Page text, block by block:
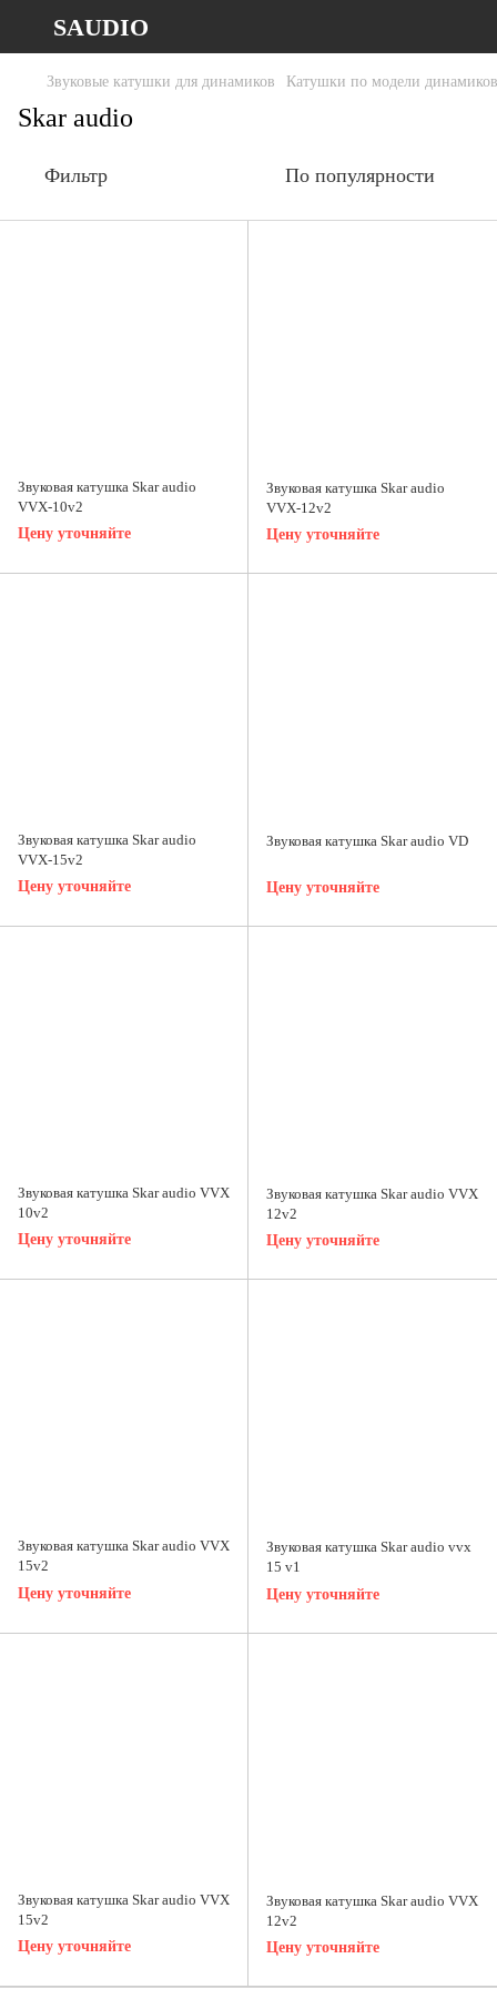
SAUDIO
Звуковые катушки для динамиков Катушки по модели динамиков
Skar audio
Фильтр По популярности
Звуковая катушка Skar audio
VVX-10v2
Цену уточняйте
Звуковая катушка Skar audio
VVX-12v2
Цену уточняйте
Звуковая катушка Skar audio
VVX-15v2
Цену уточняйте
Звуковая катушка Skar audio VD
Цену уточняйте
Звуковая катушка Skar audio VVX
10v2
Цену уточняйте
Звуковая катушка Skar audio VVX
12v2
Цену уточняйте
Звуковая катушка Skar audio VVX
15v2
Цену уточняйте
Звуковая катушка Skar audio vvx
15 v1
Цену уточняйте
Звуковая катушка Skar audio VVX
15v2
Цену уточняйте
Звуковая катушка Skar audio VVX
12v2
Цену уточняйте